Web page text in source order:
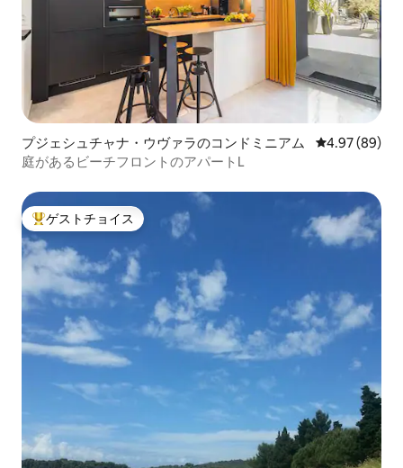
プジェシュチャナ・ウヴァラのコンドミニアム レビュー89
4.97 (89)
庭があるビーチフロントのアパートL
大好評のゲストチョイスです。
ゲストチョイス